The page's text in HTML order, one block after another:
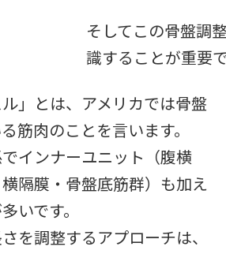
そしてこの骨盤調
識することが重要で
ル」とは、アメリカでは骨盤
筋肉のことを言います。
インナーユニット（腹横
隔膜・骨盤底筋群）も加え
いです。
を調整するアプローチは、